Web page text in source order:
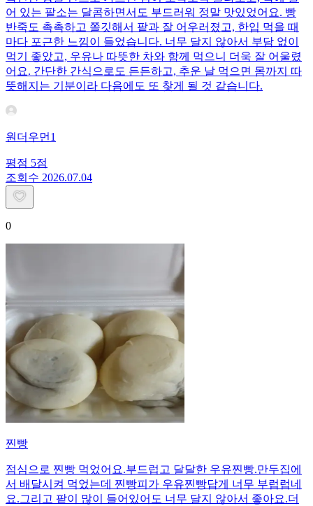
어 있는 팥소는 달콤하면서도 부드러워 정말 맛있었어요. 빵
반죽도 촉촉하고 쫄깃해서 팥과 잘 어우러졌고, 한입 먹을 때
마다 포근한 느낌이 들었습니다. 너무 달지 않아서 부담 없이
먹기 좋았고, 우유나 따뜻한 차와 함께 먹으니 더욱 잘 어울렸
어요. 간단한 간식으로도 든든하고, 추운 날 먹으면 몸까지 따
뜻해지는 기분이라 다음에도 또 찾게 될 것 같습니다.
원더우먼1
평점 5점
조회수 2026.07.04
0
찐빵
점심으로 찐빵 먹었어요.부드럽고 달달한 우유찐빵.만두집에
서 배달시켜 먹었는데 찐빵피가 우유찐빵답게 너무 부럽럽네
요.그리고 팥이 많이 들어있어도 너무 달지 않아서 좋아요.더